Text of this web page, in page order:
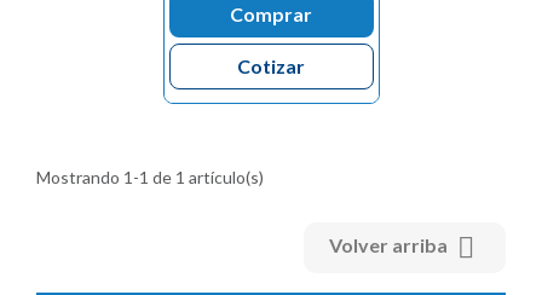
Comprar
Cotizar
Mostrando 1-1 de 1 artículo(s)
Volver arriba 